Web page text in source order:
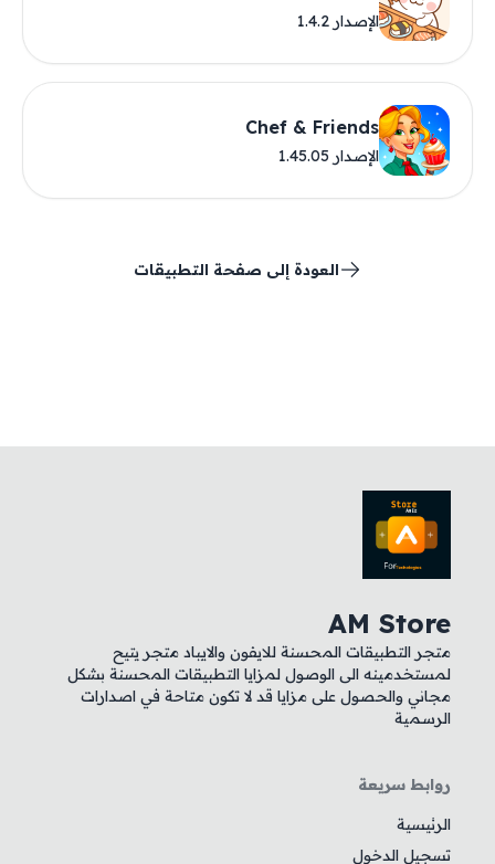
الإصدار 1.4.2
Chef & Friends
الإصدار 1.45.05
العودة إلى صفحة التطبيقات
AM Store
متجر التطبيقات المحسنة للايفون والايباد متجر يتيح
لمستخدمينه الى الوصول لمزايا التطبيقات المحسنة بشكل
مجاني والحصول على مزايا قد لا تكون متاحة في اصدارات
الرسمية
روابط سريعة
الرئيسية
تسجيل الدخول